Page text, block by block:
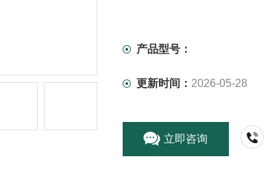
产品型号：
更新时间： 2026-05-28
立即咨询